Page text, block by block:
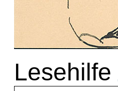
Lesehilfe